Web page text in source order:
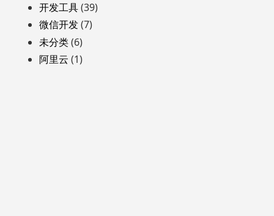
开发工具(39)
微信开发(7)
未分类(6)
阿里云 (1)